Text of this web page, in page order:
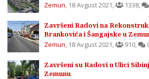
Zemun, 18 Avgust 2021, 1338,
Završeni Radovi na
Brankovića i Šangajske u
Zemun, 18 Avgust 2021, 910,
Završeni su Radovi u Ulici
Zemunu